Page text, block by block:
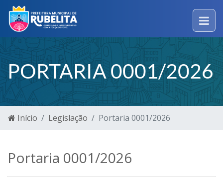
PORTARIA 0001/2026
Início Legislação Portaria 0001/2026
Portaria 0001/2026